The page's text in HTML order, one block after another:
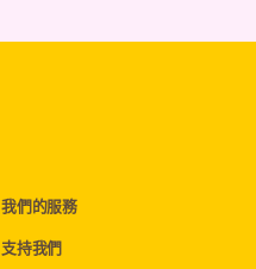
我們的服務
支持我們